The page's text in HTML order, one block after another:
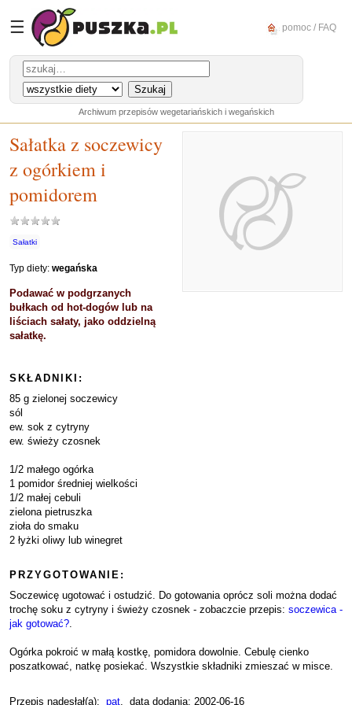
☰ pomoc / FAQ
Archiwum przepisów wegetariańskich i wegańskich
Sałatka z soczewicy
z ogórkiem i
pomidorem
Sałatki
Typ diety: wegańska
Podawać w podgrzanych
bułkach od hot-dogów lub na
liściach sałaty, jako oddzielną
sałatkę.
SKŁADNIKI:
85 g zielonej soczewicy
sól
ew. sok z cytryny
ew. świeży czosnek
1/2 małego ogórka
1 pomidor średniej wielkości
1/2 małej cebuli
zielona pietruszka
zioła do smaku
2 łyżki oliwy lub winegret
PRZYGOTOWANIE:
Soczewicę ugotować i ostudzić. Do gotowania oprócz soli można dodać
trochę soku z cytryny i świeży czosnek - zobaczcie przepis: soczewica -
jak gotować?.
Ogórka pokroić w małą kostkę, pomidora dowolnie. Cebulę cienko
poszatkować, natkę posiekać. Wszystkie składniki zmieszać w misce.
Przepis nadesłał(a): pat, data dodania: 2002-06-16